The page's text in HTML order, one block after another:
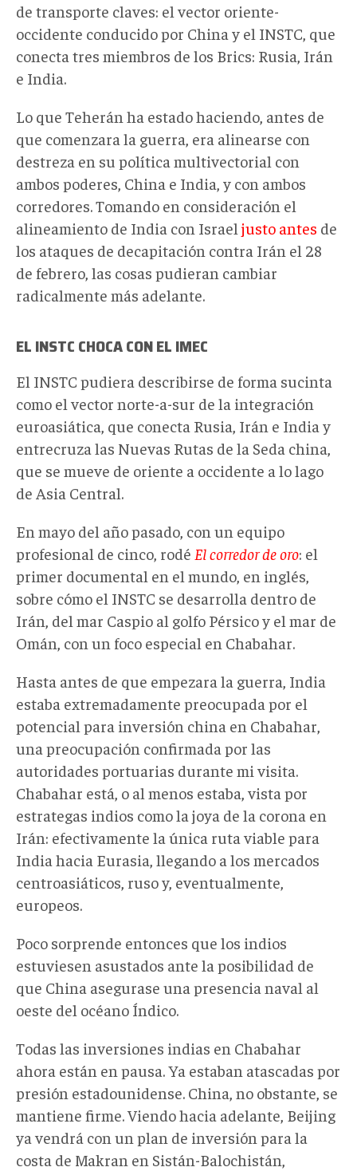
de transporte claves: el vector oriente-
occidente conducido por China y el INSTC, que
conecta tres miembros de los Brics: Rusia, Irán
e India.
Lo que Teherán ha estado haciendo, antes de
que comenzara la guerra, era alinearse con
destreza en su política multivectorial con
ambos poderes, China e India, y con ambos
corredores. Tomando en consideración el
alineamiento de India con Israel justo antes de
los ataques de decapitación contra Irán el 28
de febrero, las cosas pudieran cambiar
radicalmente más adelante.
EL INSTC CHOCA CON EL IMEC
El INSTC pudiera describirse de forma sucinta
como el vector norte-a-sur de la integración
euroasiática, que conecta Rusia, Irán e India y
entrecruza las Nuevas Rutas de la Seda china,
que se mueve de oriente a occidente a lo lago
de Asia Central.
En mayo del año pasado, con un equipo
profesional de cinco, rodé El corredor de oro: el
primer documental en el mundo, en inglés,
sobre cómo el INSTC se desarrolla dentro de
Irán, del mar Caspio al golfo Pérsico y el mar de
Omán, con un foco especial en Chabahar.
Hasta antes de que empezara la guerra, India
estaba extremadamente preocupada por el
potencial para inversión china en Chabahar,
una preocupación confirmada por las
autoridades portuarias durante mi visita.
Chabahar está, o al menos estaba, vista por
estrategas indios como la joya de la corona en
Irán: efectivamente la única ruta viable para
India hacia Eurasia, llegando a los mercados
centroasiáticos, ruso y, eventualmente,
europeos.
Poco sorprende entonces que los indios
estuviesen asustados ante la posibilidad de
que China asegurase una presencia naval al
oeste del océano Índico.
Todas las inversiones indias en Chabahar
ahora están en pausa. Ya estaban atascadas por
presión estadounidense. China, no obstante, se
mantiene firme. Viendo hacia adelante, Beijing
ya vendrá con un plan de inversión para la
costa de Makran en Sistán-Balochistán,